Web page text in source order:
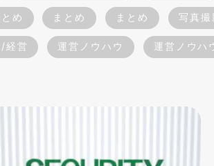
とめ まとめ まとめ 写真撮
経営 運営ノウハウ 運営ノウハ